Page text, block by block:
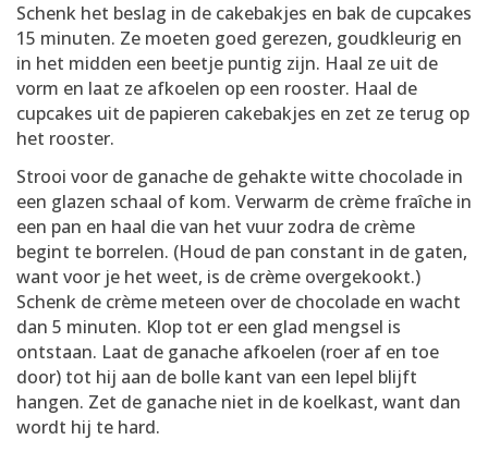
Schenk het beslag in de cakebakjes en bak de cupcakes
15 minuten. Ze moeten goed gerezen, goudkleurig en
in het midden een beetje puntig zijn. Haal ze uit de
vorm en laat ze afkoelen op een rooster. Haal de
cupcakes uit de papieren cakebakjes en zet ze terug op
het rooster.
Strooi voor de ganache de gehakte witte chocolade in
een glazen schaal of kom. Verwarm de crème fraîche in
een pan en haal die van het vuur zodra de crème
begint te borrelen. (Houd de pan constant in de gaten,
want voor je het weet, is de crème overgekookt.)
Schenk de crème meteen over de chocolade en wacht
dan 5 minuten. Klop tot er een glad mengsel is
ontstaan. Laat de ganache afkoelen (roer af en toe
door) tot hij aan de bolle kant van een lepel blijft
hangen. Zet de ganache niet in de koelkast, want dan
wordt hij te hard.